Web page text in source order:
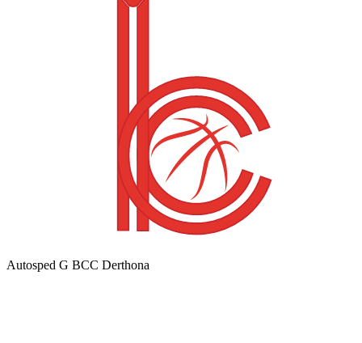
Autosped G BCC Derthona